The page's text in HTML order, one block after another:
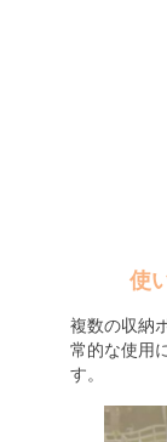
使
複数の収納
常的な使用
す。